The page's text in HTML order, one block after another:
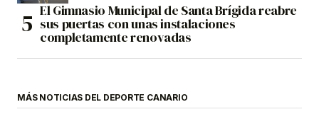
El Gimnasio Municipal de Santa Brígida reabre
sus puertas con unas instalaciones
completamente renovadas
MÁS NOTICIAS DEL DEPORTE CANARIO